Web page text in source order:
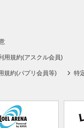
用規約(アスクル会員)
規約(パプリ会員等) 特